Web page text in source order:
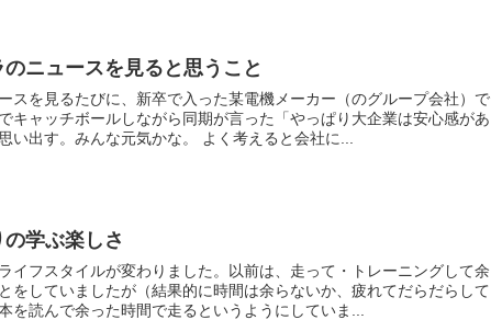
ニュースを見ると思うこと
スを見るたびに、新卒で入った某電機メーカー（のグループ会社）で
キャッチボールしながら同期が言った「やっぱり大企業は安心感があ
い出す。みんな元気かな。 よく考えると会社に...
学ぶ楽しさ
イフスタイルが変わりました。以前は、走って・トレーニングして余
をしていましたが（結果的に時間は余らないか、疲れてだらだらして
を読んで余った時間で走るというようにしていま...